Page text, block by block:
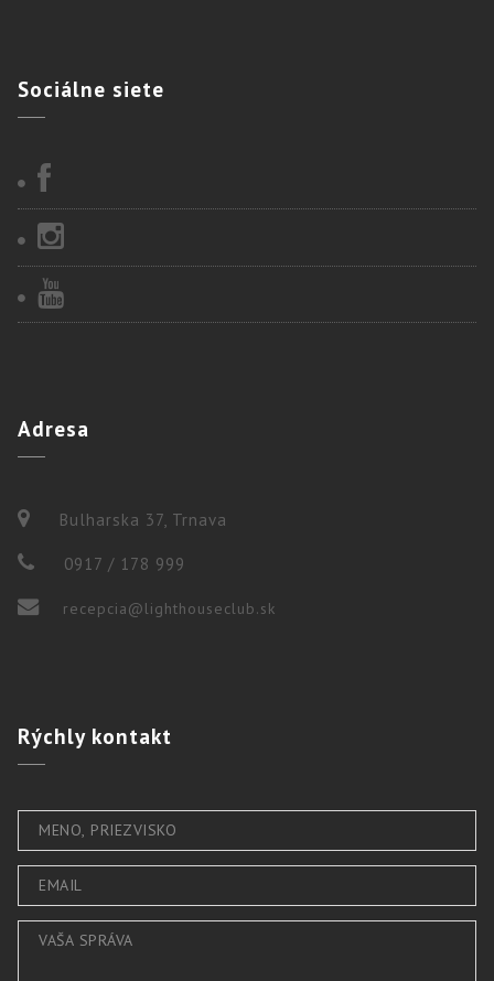
Sociálne siete
Adresa
Bulharska 37, Trnava
0917 / 178 999
recepcia@lighthouseclub.sk
Rýchlykontakt